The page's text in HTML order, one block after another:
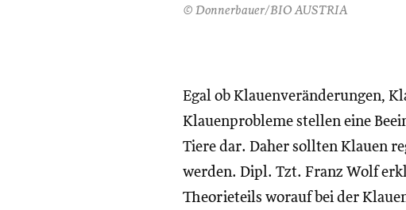
© Donnerbauer/BIO AUSTRIA
Egal ob Klauenveränderungen,
Klauenprobleme stellen eine
Tiere dar. Daher sollten Klauen
werden. Dipl. Tzt. Franz Wolf
Theorieteils worauf bei der